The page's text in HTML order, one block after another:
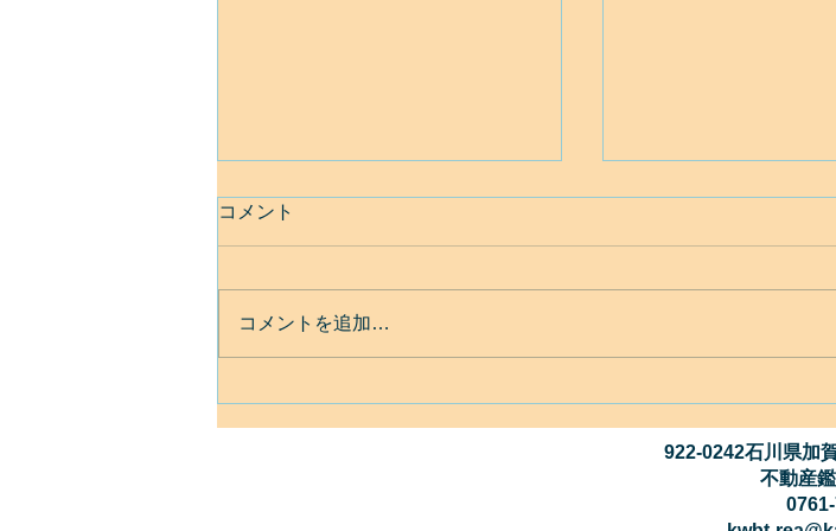
前市の地盤面に起こ
と？
コメント
コメントを追加…
922-0242石川県加
不動産